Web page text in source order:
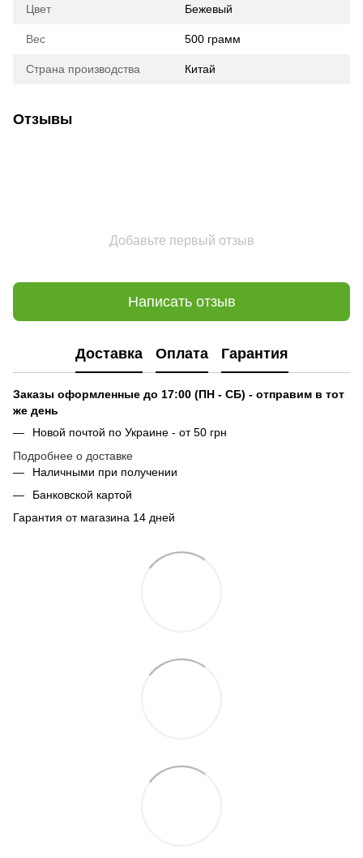
Цвет Бежевый
Вес 500 грамм
Страна производства Китай
Отзывы
Добавьте первый отзыв
Написать отзыв
Доставка Оплата Гарантия
Заказы оформленные до 17:00 (ПН - СБ) - отправим в тот
же день
Новой почтой по Украине - от 50 грн
Подробнее о доставке
Наличными при получении
Банковской картой
Гарантия от магазина 14 дней